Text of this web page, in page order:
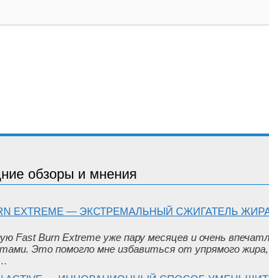
обзоры и мнения
EXTREME — ЭКСТРЕМАЛЬНЫЙ СЖИГАТЕЛЬ
Fast Burn Extreme уже пару месяцев и очень
Это помогло мне избавиться от упрямого жира,